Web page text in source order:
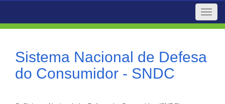
Toggle
Sistema Nacional de Defesa
do Consumidor - SNDC